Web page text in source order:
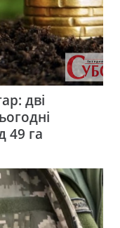
дві
49 га